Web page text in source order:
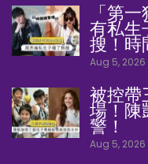
「第
有私生
搜！時
Aug 5, 2026
被控帶
場！陳
警！
Aug 5, 2026